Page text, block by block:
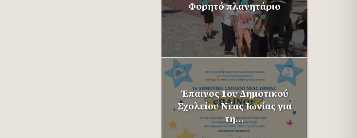
Φορητό πλανητάριο
Έπαινος 1ου Δημοτικού
Σχολείου Νέας Ιωνίας για
τη...